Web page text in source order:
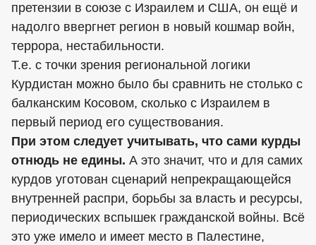
претензии в союзе с Израилем и США, он ещё и
надолго ввергнет регион в новый кошмар войн,
террора, нестабильности.
Т.е. с точки зрения региональной логики
Курдистан можно было бы сравнить не столько с
балканским Косовом, сколько с Израилем в
первый период его существования.
При этом следует учитывать, что сами курды
отнюдь не едины. А это значит, что и для самих
курдов уготован сценарий непрекращающейся
внутренней распри, борьбы за власть и ресурсы,
периодических вспышек гражданской войны. Всё
это уже имело и имеет место в Палестине,